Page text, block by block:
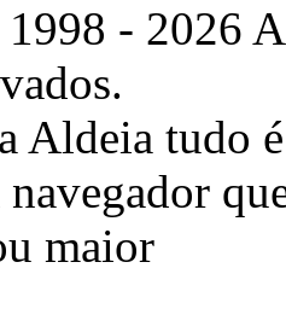
- 2026
Aldeia tudo
maior